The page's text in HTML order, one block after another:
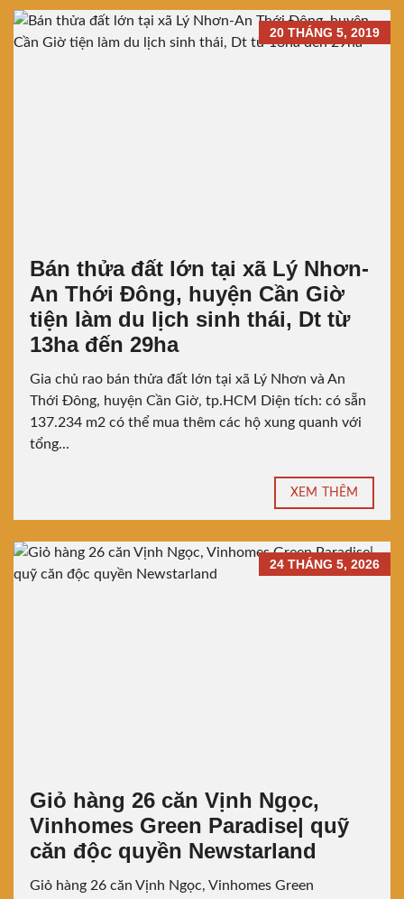
20 THÁNG 5, 2019
Bán thửa đất lớn tại xã Lý Nhơn-
An Thới Đông, huyện Cần Giờ
tiện làm du lịch sinh thái, Dt từ
13ha đến 29ha
Gia chủ rao bán thửa đất lớn tại xã Lý Nhơn và An
Thới Đông, huyện Cần Giờ, tp.HCM Diện tích: có sẵn
137.234 m2 có thể mua thêm các hộ xung quanh với
tổng...
XEM THÊM
24 THÁNG 5, 2026
Giỏ hàng 26 căn Vịnh Ngọc,
Vinhomes Green Paradise| quỹ
căn độc quyền Newstarland
Giỏ hàng 26 căn Vịnh Ngọc, Vinhomes Green